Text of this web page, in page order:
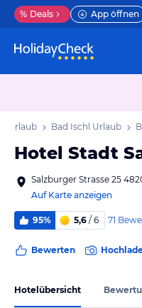
% Deals App öffnen
Urlaub Bad Ischl Urlaub
Hotel Stadt
Salzburger Strasse 25
Auf Karte anzeigen
95% 5,6 / 6 71
Bewerten
Hotelübersicht